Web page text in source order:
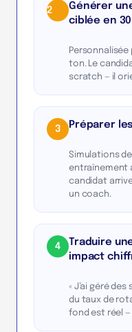
2
Générer
ciblée en
ton. Le
scratch — il
3 Préparer
Simulations
entraînement
candidat
un coach.
4
Traduire
impact
« J’ai géré
du taux de
fond est réel